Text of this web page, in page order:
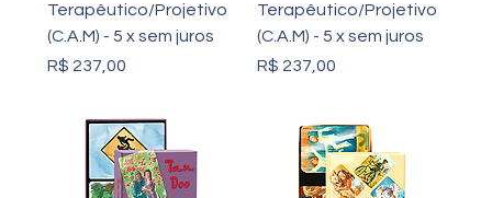
Terapêutico/Projetivo
(C.A.M) - 5 x sem juros
Preço
R$ 237,00
Terapêutico/Projetivo
(C.A.M) - 5 x sem juros
Preço
R$ 237,00